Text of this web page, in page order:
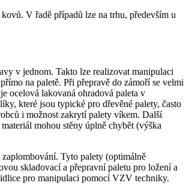
V řadě případů lze na trhu, především u
v jednom. Takto lze realizovat manipulaci
na paletě. Při přepravě do zámoří se velmi
ocelová lakovaná ohradová paleta v
které jsou typické pro dřevěné palety, často
i možnost zakrytí palety víkem. Další
mohou stěny úplně chybět (výška
Tyto palety (optimálně
skladovací a přepravní paletu pro ložení a
pro manipulaci pomocí VZV techniky.